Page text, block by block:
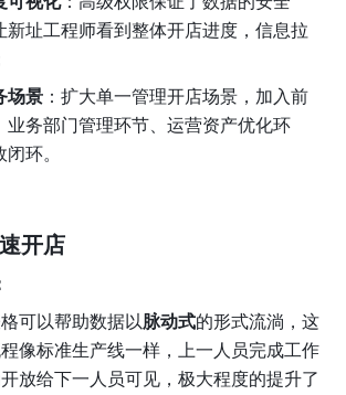
新址工程师看到整体开店进度，信息拉
场景：扩大单一管理开店场景，加入前
业务部门管理环节、运营资产优化环
环。
开店
可以帮助数据以脉动式的形式流淌，这
像标准生产线一样，上一人员完成工作
放给下一人员可见，极大程度的提升了